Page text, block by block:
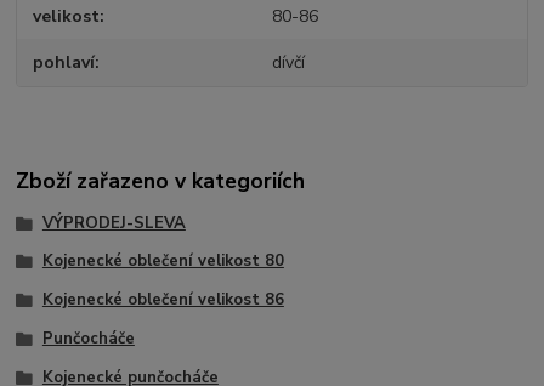
velikost 80-86
pohlaví dívčí
Zboží zařazeno v kategoriích
VÝPRODEJ-SLEVA
Kojenecké oblečení velikost 80
Kojenecké oblečení velikost 86
Punčocháče
Kojenecké punčocháče